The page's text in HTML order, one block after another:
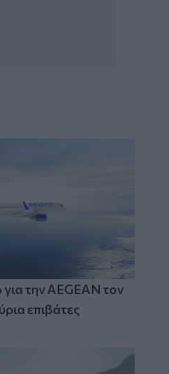
την AEGEAN τον
επιβάτες